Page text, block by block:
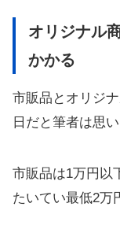
オリジナル
かかる
市販品とオリジ
日だと筆者は思い
市販品は1万円以
たいてい最低2万